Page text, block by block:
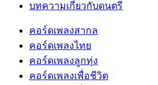
บทความเกี่ยวกับดนตรี
คอร์ดเพลงสากล
คอร์ดเพลงไทย
คอร์ดเพลงลูกทุ่ง
คอร์ดเพลงเพื่อชีวิต